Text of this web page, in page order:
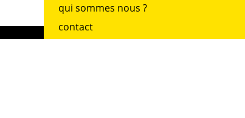
qui sommes nous ?
contact